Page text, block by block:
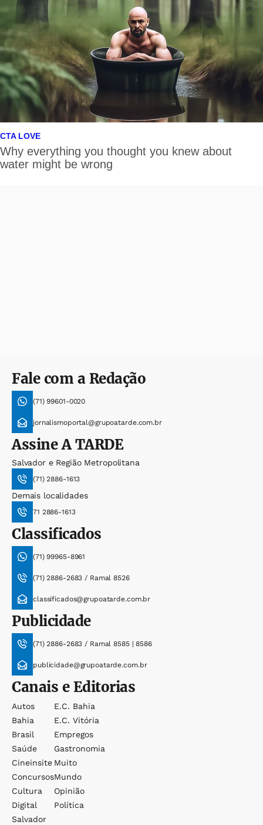
Fale com a Redação
(71) 99601-0020
jornalismoportal@grupoatarde.com.br
AssineA TARDE
Salvador e Região Metropolitana
(71) 2886-1613
Demais localidades
71 2886-1613
Classificados
(71) 99965-8961
(71) 2886-2683 / Ramal 8526
classificados@grupoatarde.com.br
Publicidade
(71) 2886-2683 / Ramal 8585 | 8586
publicidade@grupoatarde.com.br
Canais e Editorias
Autos
Bahia
Brasil
Saúde
Cineinsite
Concursos
Cultura
Digital
Salvador
E.c. Bahia
E.c. Vitória
Empregos
Gastronomia
Muito
Mundo
Opinião
Política